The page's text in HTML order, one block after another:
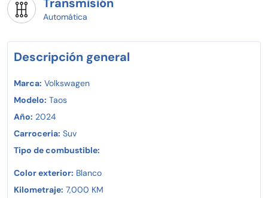
Precio ya incluye IVA
Precios y promociones sujetos a cambio sin previo aviso,
aplica restricciones.
Automática
Descripción general
Marca: Volkswagen
Modelo: Taos
Año: 2024
Carroceria: Suv
Tipo de combustible:
Color exterior: Blanco
Kilometraje: 7,000 KM